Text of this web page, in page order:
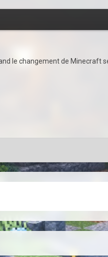
le changement de Minecraft